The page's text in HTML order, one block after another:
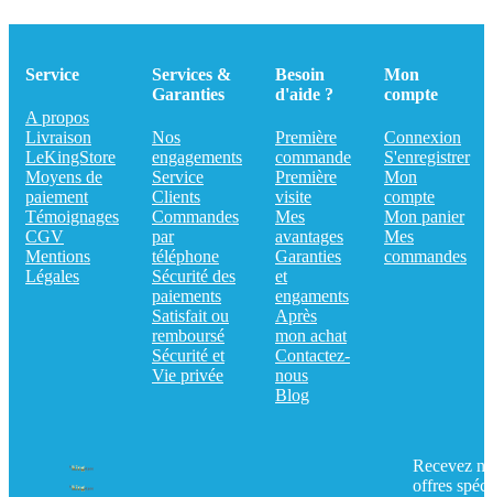
Service
A propos
Livraison
LeKingStore
Moyens de
paiement
Témoignages
CGV
Mentions
Légales
Services &
Garanties
Nos
engagements
Service
Clients
Commandes
par
téléphone
Sécurité des
paiements
Satisfait ou
remboursé
Sécurité et
Vie privée
Besoin
d'aide ?
Première
commande
Première
visite
Mes
avantages
Garanties
et
engaments
Après
mon achat
Contactez-
nous
Blog
Mon
compte
Connexion
S'enregistrer
Mon
compte
Mon panier
Mes
commandes
Recevez
offres